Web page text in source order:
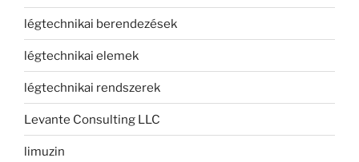
légtechnikai berendezések
légtechnikai elemek
légtechnikai rendszerek
Levante Consulting LLC
limuzin